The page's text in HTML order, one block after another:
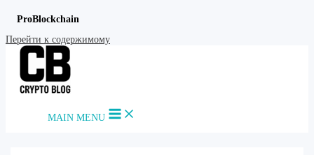
ProBlockchain
Перейти к содержимому
MAIN MENU